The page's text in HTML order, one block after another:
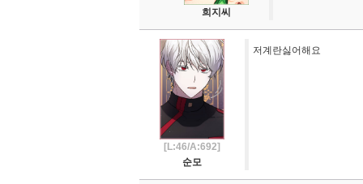
희지씨
[L:46/A:692]
순모
저계란싫어해요